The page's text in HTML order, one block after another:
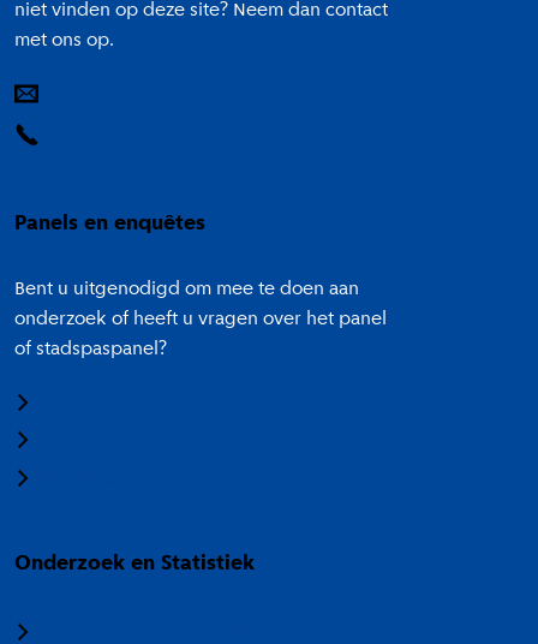
niet vinden op deze site? Neem dan contact
met ons op.
Panels en enquêtes
Bent u uitgenodigd om mee te doen aan
onderzoek of heeft u vragen over het panel
of stadspaspanel?
Onderzoek en Statistiek